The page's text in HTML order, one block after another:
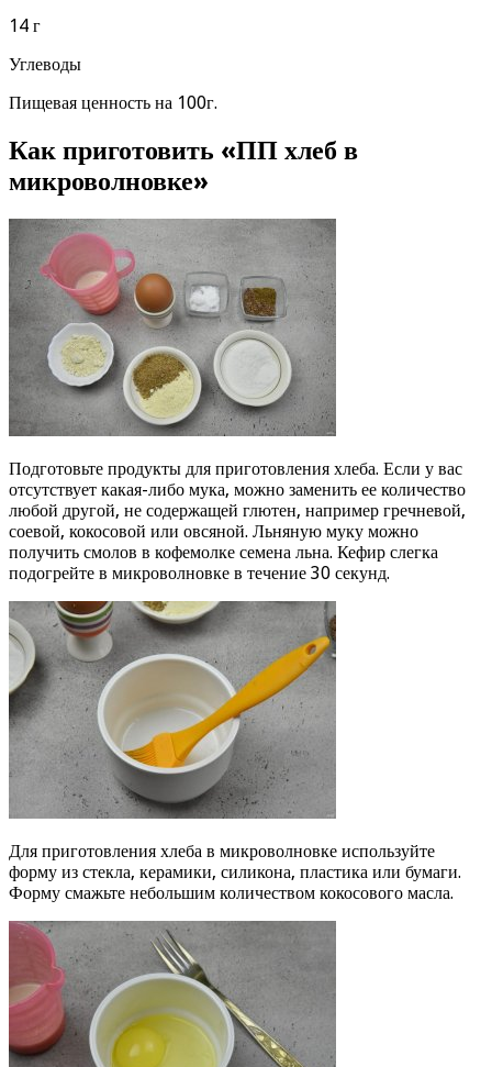
14 г
Углеводы
Пищевая ценность на 100г.
Как приготовить «ПП хлеб в
микроволновке»
Подготовьте продукты для приготовления хлеба. Если у вас
отсутствует какая-либо мука, можно заменить ее количество
любой другой, не содержащей глютен, например гречневой,
соевой, кокосовой или овсяной. Льняную муку можно
получить смолов в кофемолке семена льна. Кефир слегка
подогрейте в микроволновке в течение 30 секунд.
Для приготовления хлеба в микроволновке используйте
форму из стекла, керамики, силикона, пластика или бумаги.
Форму смажьте небольшим количеством кокосового масла.